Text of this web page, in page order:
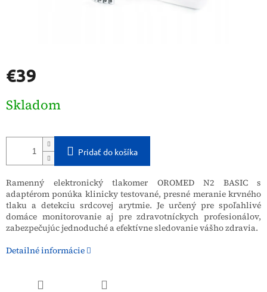
€39
cena:
Skladom
Pridať do košíka
Ramenný elektronický tlakomer OROMED N2 BASIC s
adaptérom ponúka klinicky testované, presné meranie krvného
tlaku a detekciu srdcovej arytmie. Je určený pre spoľahlivé
domáce monitorovanie aj pre zdravotníckych profesionálov,
zabezpečujúc jednoduché a efektívne sledovanie vášho zdravia.
Detailné informácie